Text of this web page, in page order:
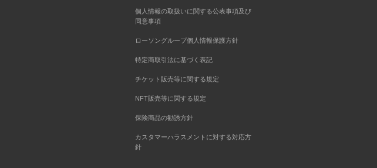
個人情報の取扱いに関する公表事項及び
同意事項
ローソングループ個人情報保護方針
特定商取引法に基づく表記
チケット販売等に関する規定
NFT販売等に関する規定
保険商品の勧誘方針
カスタマーハラスメントに対する対応方
針